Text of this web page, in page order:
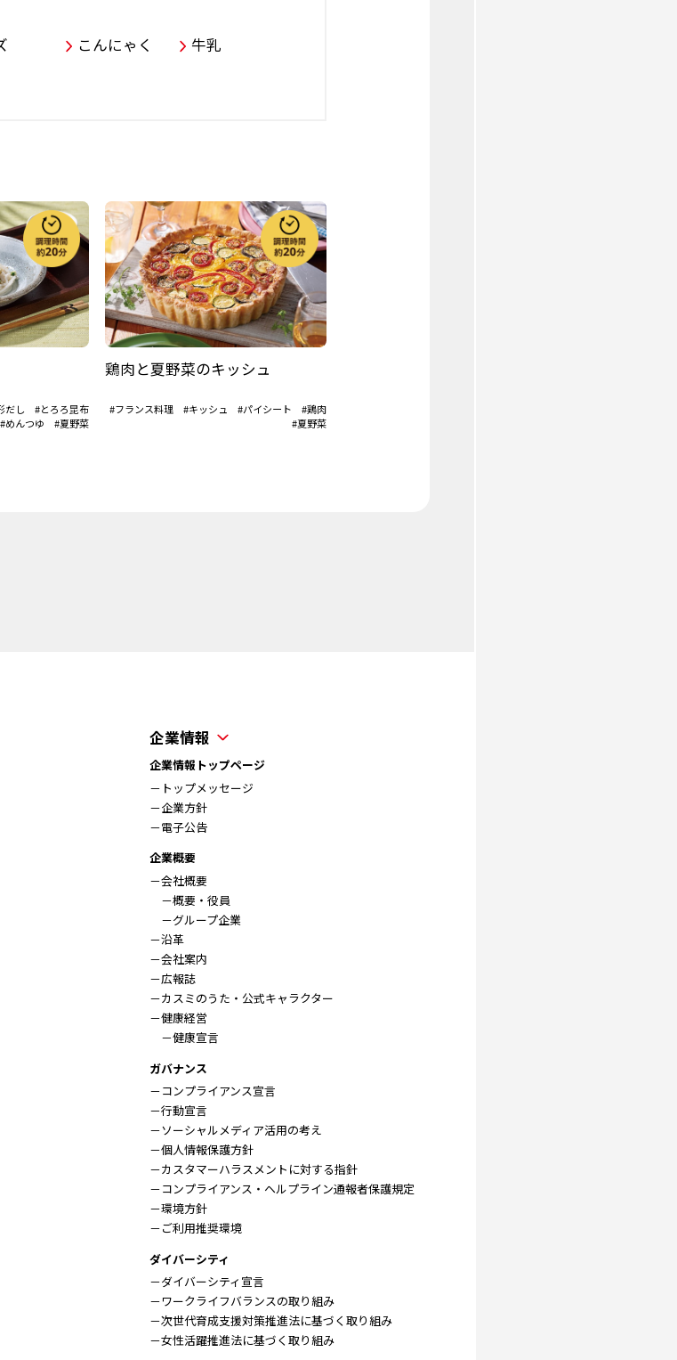
こんにゃく
牛乳
だし
#とろろ昆布
#めんつゆ
#夏野菜
鶏肉と夏野菜のキッシュ
#フランス料理 #キッシュ #パイシート
#鶏肉
#夏野菜
企業情報
企業情報トップページ
－トップメッセージ
－企業方針
－電子公告
企業概要
－会社概要
－概要・役員
－グループ企業
－沿革
－会社案内
－広報誌
－カスミのうた・公式キャラクター
－健康経営
－健康宣言
ガバナンス
－コンプライアンス宣言
－行動宣言
－ソーシャルメディア活用の考え
－個人情報保護方針
－カスタマーハラスメントに対する指針
－コンプライアンス・ヘルプライン通報者保護規定
－環境方針
－ご利用推奨環境
ダイバーシティ
－ダイバーシティ宣言
－ワークライフバランスの取り組み
－次世代育成支援対策推進法に基づく取り組み
－女性活躍推進法に基づく取り組み